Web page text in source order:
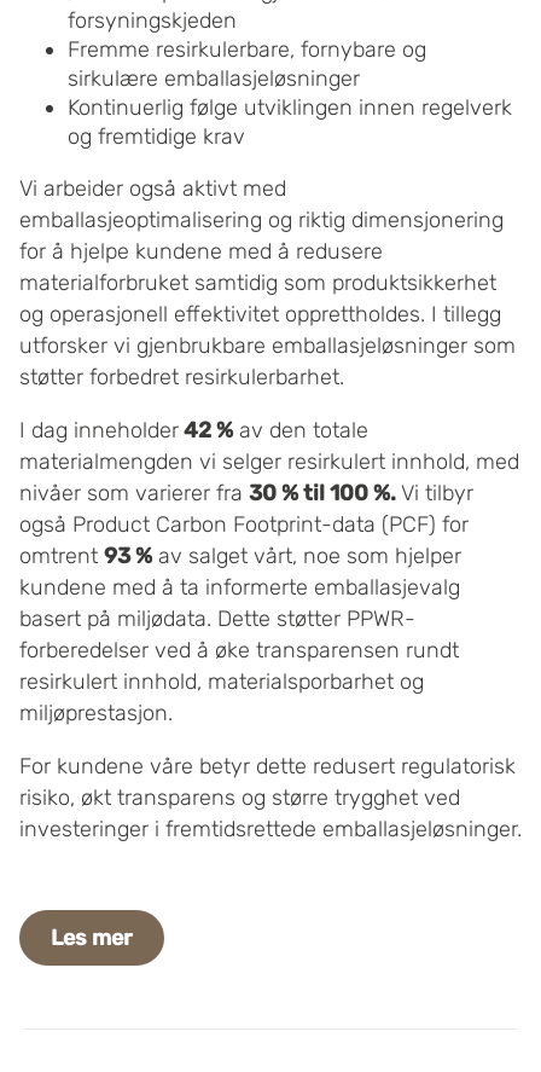
forsyningskjeden
Fremme resirkulerbare, fornybare og
sirkulære emballasjeløsninger
Kontinuerlig følge utviklingen innen regelverk
og fremtidige krav
Vi arbeider også aktivt med
emballasjeoptimalisering og riktig dimensjonering
for å hjelpe kundene med å redusere
materialforbruket samtidig som produktsikkerhet
og operasjonell effektivitet opprettholdes. I tillegg
utforsker vi gjenbrukbare emballasjeløsninger som
støtter forbedret resirkulerbarhet.
I dag inneholder42 % av den totale
materialmengden vi selger resirkulert innhold, med
nivåer som varierer fra 30 % til 100 %.Vi tilbyr
også Product Carbon Footprint-data (PCF) for
omtrent 93 % av salget vårt, noe som hjelper
kundene med å ta informerte emballasjevalg
basert på miljødata. Dette støtter PPWR-
forberedelser ved å øke transparensen rundt
resirkulert innhold, materialsporbarhet og
miljøprestasjon.
For kundene våre betyr dette redusert regulatorisk
risiko, økt transparens og større trygghet ved
investeringer i fremtidsrettede emballasjeløsninger.
Les mer